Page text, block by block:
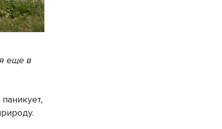
еще в